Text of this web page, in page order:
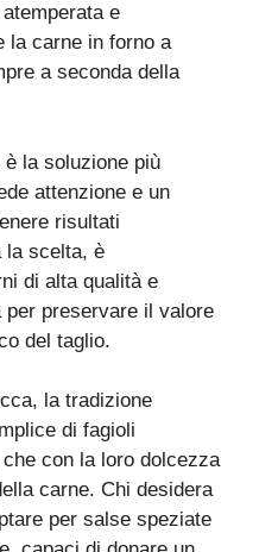
e
la carne in forno a
a seconda della
la soluzione più
attenzione e un
risultati
la scelta, è
di alta qualità e
preservare il valore
del taglio.
la tradizione
di fagioli
con la loro dolcezza
carne. Chi desidera
per salse speziate